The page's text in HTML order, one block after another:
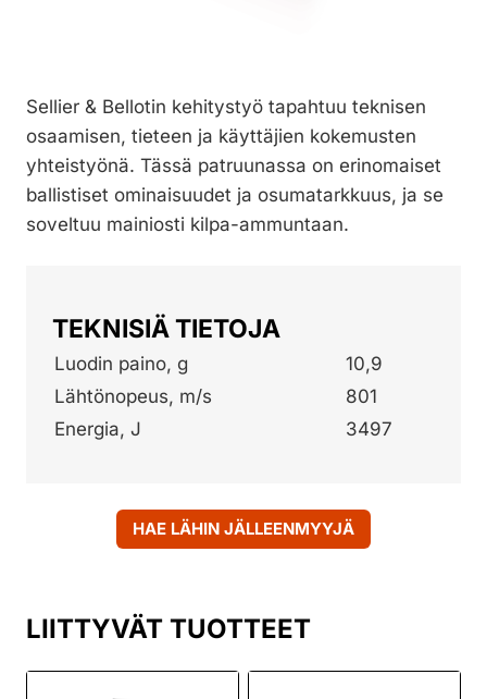
Sellier & Bellotin kehitystyö tapahtuu teknisen
osaamisen, tieteen ja käyttäjien kokemusten
yhteistyönä. Tässä patruunassa on erinomaiset
ballistiset ominaisuudet ja osumatarkkuus, ja se
soveltuu mainiosti kilpa-ammuntaan.
TEKNISIÄ TIETOJA
Luodin paino, g
10,9
Lähtönopeus, m/s
801
Energia, J
3497
HAE LÄHIN JÄLLEENMYYJÄ
LIITTYVÄT TUOTTEET